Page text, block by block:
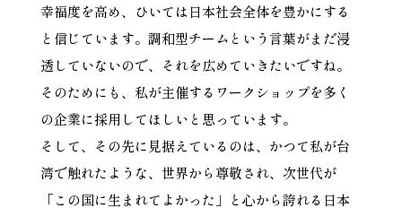
幸福度を高め、ひいては日本社会全体を豊かにする
と信じています。調和型チームという言葉がまだ浸
透していないので、それを広めていきたいですね。
そのためにも、私が主催するワークショップを多く
の企業に採用してほしいと思っています。
そして、その先に見据えているのは、かつて私が台
湾で触れたような、世界から尊敬され、次世代が
「この国に生まれてよかった」と心から誇れる日本